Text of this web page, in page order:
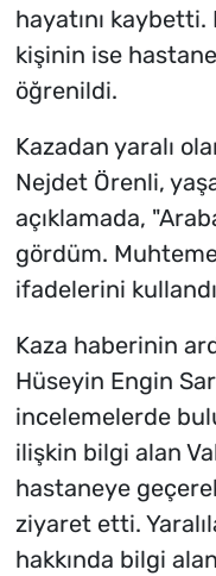
hayatını
kişinin ise
öğrenildi.
Kazadan yaralı
Nejdet Örenli,
açıklamada,
gördüm.
ifadelerini
Kaza haberinin
Hüseyin Engin
incelemelerde
ilişkin bilgi alan
hastaneye
ziyaret etti.
hakkında bilgi